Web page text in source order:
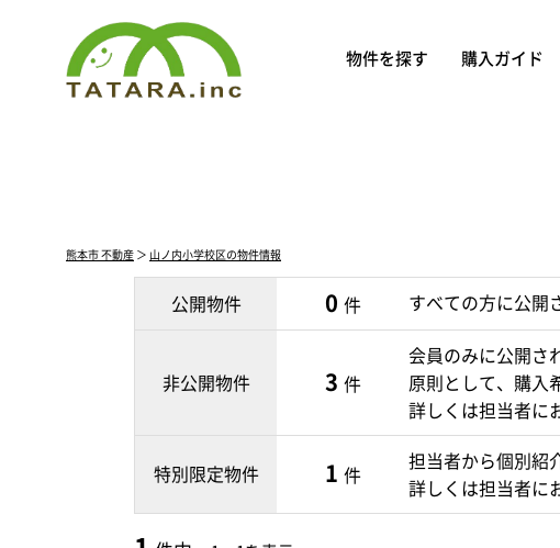
物件を探す 購入ガイド
熊本市 不動産 ＞ 山ノ内小学校区の物件情報
公開物件 0 件 すべての方に公開
非公開物件 3 件
会員のみに公開さ
原則として、購入
詳しくは担当者に
特別限定物件 1 件
担当者から個別紹
詳しくは担当者に